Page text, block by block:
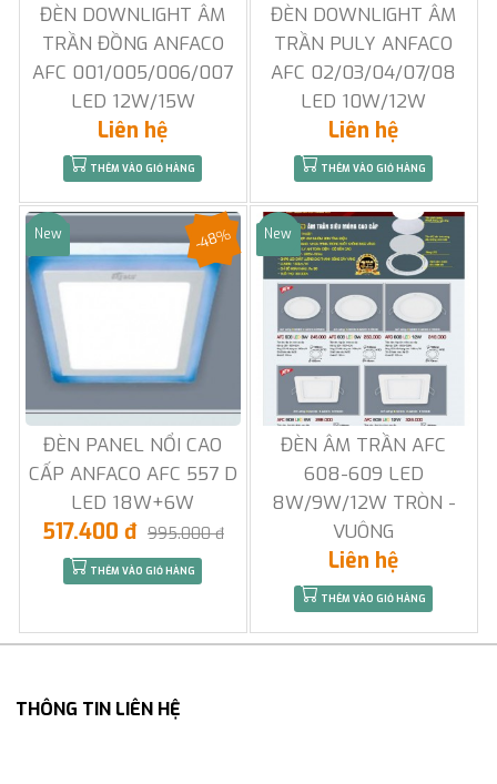
ĐÈN DOWNLIGHT ÂM
TRẦN ĐỒNG ANFACO
AFC 001/005/006/007
LED 12W/15W
Liên hệ
THÊM VÀO GIỎ HÀNG
ĐÈN DOWNLIGHT ÂM
TRẦN PULY ANFACO
AFC 02/03/04/07/08
LED 10W/12W
Liên hệ
THÊM VÀO GIỎ HÀNG
Sale
New
ĐÈN PANEL NỔI CAO
CẤP ANFACO AFC 557 D
LED 18W+6W
-48%
517.400 đ 995.000 đ
THÊM VÀO GIỎ HÀNG
Sale
New
ĐÈN ÂM TRẦN AFC
608-609 LED
8W/9W/12W TRÒN -
VUÔNG
Liên hệ
THÊM VÀO GIỎ HÀNG
THÔNG TIN LIÊN HỆ